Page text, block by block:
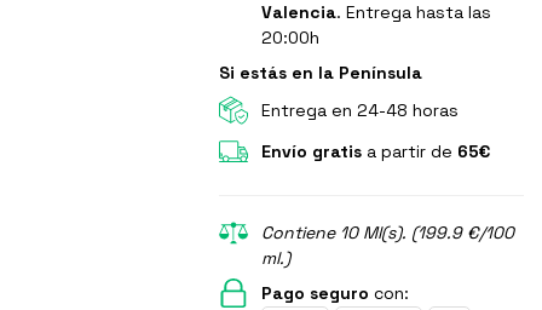
Valencia. Entrega hasta las
20:00h
Si estás en la Península
Entrega en 24-48 horas
Envío gratisa partir de 65€
Contiene 10 Ml(s). (199.9 €/100
ml.)
Pago seguro con: